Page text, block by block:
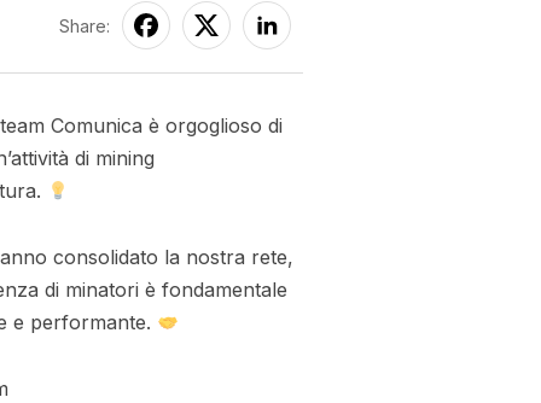
Share:
Comunica è orgoglioso di
di mining
consolidato la nostra rete,
di minatori è fondamentale
e performante.